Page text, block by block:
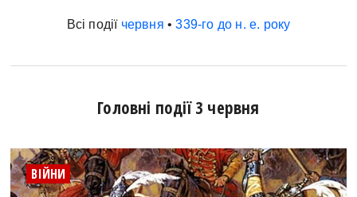
Всі події червня •339-го до н. е. року
Головні події 3 червня
ВІЙНИ